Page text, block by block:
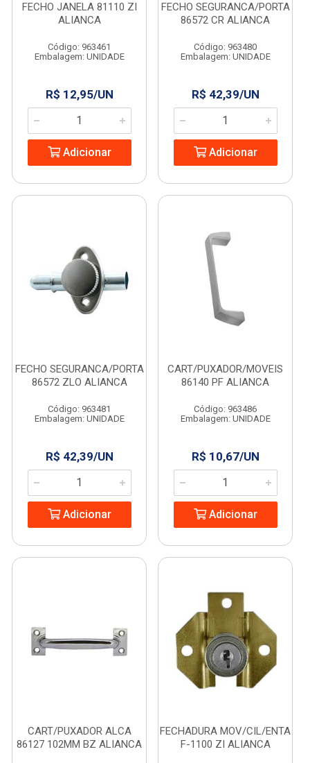
FECHO JANELA 81110 ZI
ALIANCA
Código: 963461
Embalagem: UNIDADE
R$ 12,95/UN
Adicionar
FECHO SEGURANCA/PORTA
86572 CR ALIANCA
Código: 963480
Embalagem: UNIDADE
R$ 42,39/UN
Adicionar
FECHO SEGURANCA/PORTA
86572 ZLO ALIANCA
Código: 963481
Embalagem: UNIDADE
R$ 42,39/UN
Adicionar
CART/PUXADOR/MOVEIS
86140 PF ALIANCA
Código: 963486
Embalagem: UNIDADE
R$ 10,67/UN
Adicionar
CART/PUXADOR ALCA
86127 102MM BZ ALIANCA
FECHADURA MOV/CIL/ENTA
F-1100 ZI ALIANCA